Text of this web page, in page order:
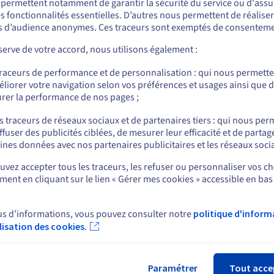
dédiés Intel® ?
en ressources, ces machines robustes offrent un
dédié conçu avec des processeurs Intel® Xeon, qui
mémoire à code correcteur d’erreurs (ECC) pour éviter
plus rapides
grâce aux processeurs Intel® Xeon
commander, rendez-vous sur le site de votre pays (États-Unis) et créez un
us.ovhcloud.com/bare-metal Anglais USD - $
ou
sur le site actuel
un autre site web
notamment de garantir la sécurité du service ou
fonctionnalités essentielles. D’autres nous permettent de
d’audience anonymes. Ces traceurs sont exemptés de
de votre accord, nous utilisons également :
de performance et de personnalisation : qui nous
votre navigation selon vos préférences et usages ainsi que
la performance de nos pages ;
traceurs de réseaux sociaux et de partenaires tiers : qui nous
des publicités ciblées, de mesurer leur efficacité et de
données avec nos partenaires publicitaires et les réseaux
accepter tous les traceurs, les refuser ou personnaliser vos
en cliquant sur le lien « Gérer mes cookies » accessible en
d’informations, vous pouvez consulter notre politique
des cookies.
Paramétrer Tout